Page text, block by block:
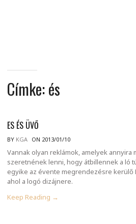
Címke:és
ES ÉS ÜVŐ
BY KGA ON 2013/01/10
Vannak olyan reklámok, amelyek
szeretnének lenni, hogy átbillennek a ló
egyike az évente megrendezésre kerülő
ahol a logó dizájnere.
Keep Reading →